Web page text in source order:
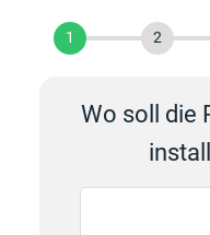
1 2
Wo soll die